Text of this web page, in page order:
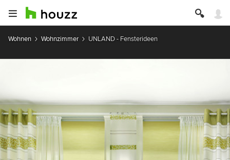
Wohnen Wohnzimmer UNLAND - Fensterideen